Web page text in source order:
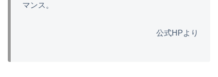
マンス。
公式HPより